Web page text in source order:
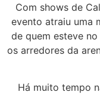
Com shows de
evento atraiu uma
de quem esteve
os arredores da
Há muito tempo